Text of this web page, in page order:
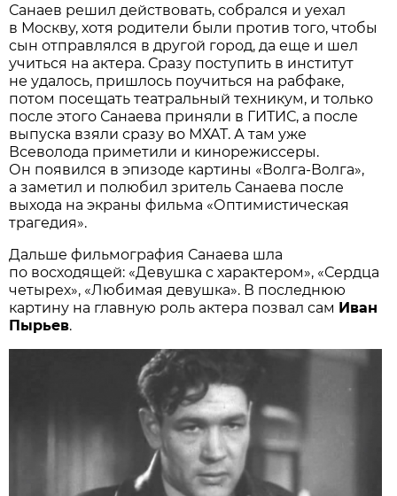
Санаев решил действовать, собрался и уехал
в Москву, хотя родители были против того, чтобы
сын отправлялся в другой город, да еще и шел
учиться на актера. Сразу поступить в институт
не удалось, пришлось поучиться на рабфаке,
потом посещать театральный техникум, и только
после этого Санаева приняли в ГИТИС, а после
выпуска взяли сразу во МХАТ. А там уже
Всеволода приметили и кинорежиссеры.
Он появился в эпизоде картины «Волга-Волга»,
а заметил и полюбил зритель Санаева после
выхода на экраны фильма «Оптимистическая
трагедия».
Дальше фильмография Санаева шла
по восходящей: «Девушка с характером», «Сердца
четырех», «Любимая девушка». В последнюю
картину на главную роль актера позвал сам Иван
Пырьев.